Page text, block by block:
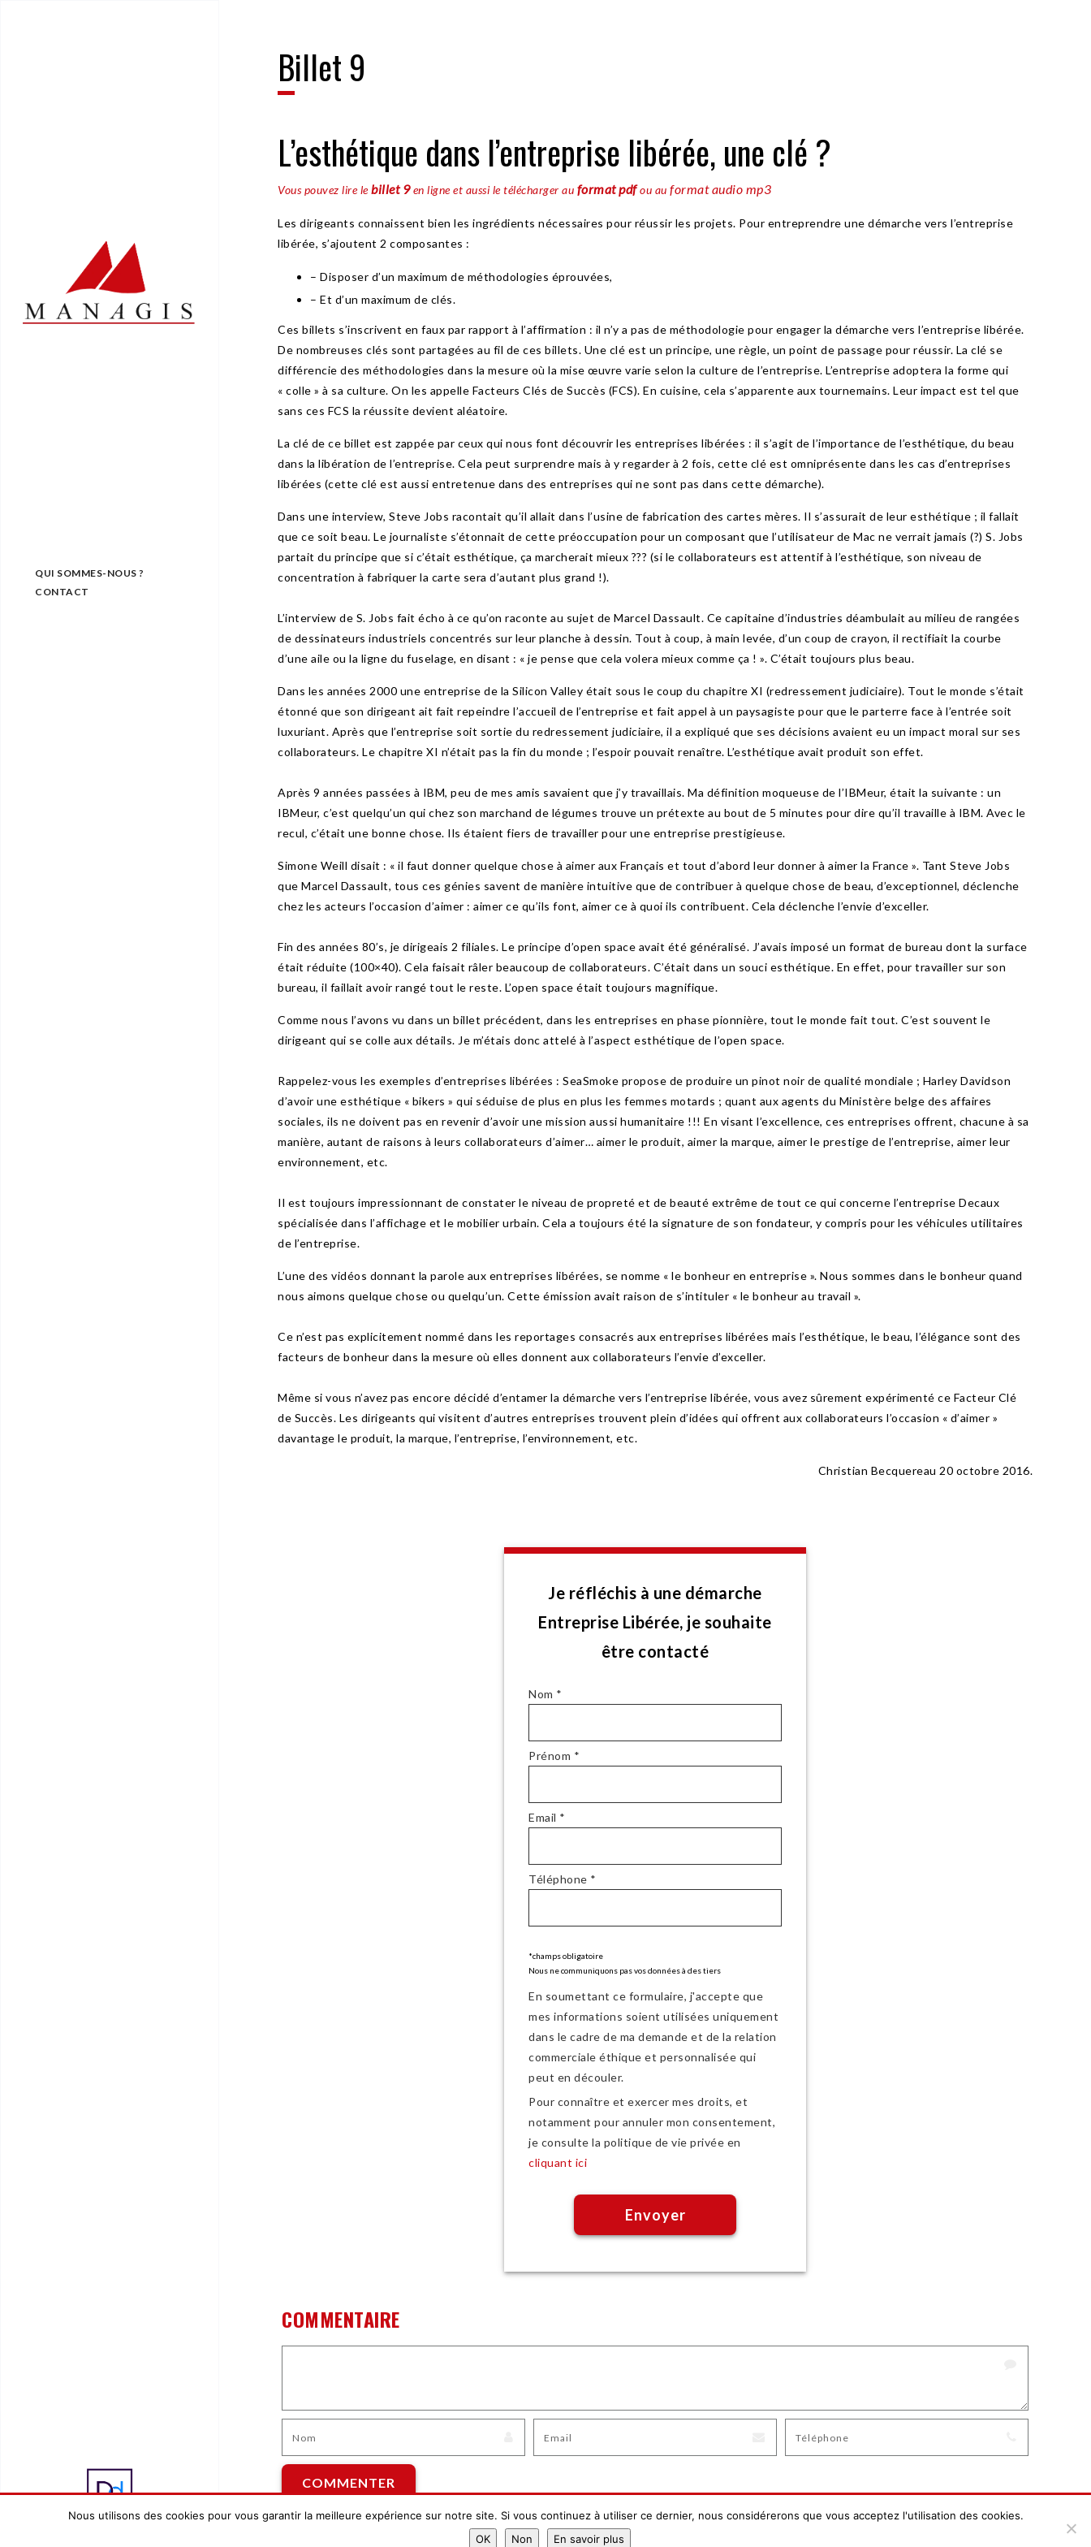
QUI SOMMES-NOUS ?
CONTACT
Billet 9
L’esthétique dans l’entreprise libérée, une clé ?
Vous pouvez lire lebillet 9en ligne et aussi le télécharger au format pdfou au format audio mp3
Les dirigeants connaissent bien les ingrédients nécessaires pour réussir les projets. Pour entreprendre une démarche vers l’entreprise
libérée, s’ajoutent 2 composantes :
– Disposer d’un maximum de méthodologies éprouvées,
– Et d’un maximum de clés.
Ces billets s’inscrivent en faux par rapport à l’affirmation : il n’y a pas de méthodologie pour engager la démarche vers l’entreprise libérée.
De nombreuses clés sont partagées au fil de ces billets. Une clé est un principe, une règle, un point de passage pour réussir. La clé se
différencie des méthodologies dans la mesure où la mise œuvre varie selon la culture de l’entreprise. L’entreprise adoptera la forme qui
« colle » à sa culture. On les appelle Facteurs Clés de Succès (FCS). En cuisine, cela s’apparente aux tournemains. Leur impact est tel que
sans ces FCS la réussite devient aléatoire.
La clé de ce billet est zappée par ceux qui nous font découvrir les entreprises libérées : il s’agit de l’importance de l’esthétique, du beau
dans la libération de l’entreprise. Cela peut surprendre mais à y regarder à 2 fois, cette clé est omniprésente dans les cas d’entreprises
libérées (cette clé est aussi entretenue dans des entreprises qui ne sont pas dans cette démarche).
Dans une interview, Steve Jobs racontait qu’il allait dans l’usine de fabrication des cartes mères. Il s’assurait de leur esthétique ; il fallait
que ce soit beau. Le journaliste s’étonnait de cette préoccupation pour un composant que l’utilisateur de Mac ne verrait jamais (?) S. Jobs
partait du principe que si c’était esthétique, ça marcherait mieux ??? (si le collaborateurs est attentif à l’esthétique, son niveau de
concentration à fabriquer la carte sera d’autant plus grand !).
L’interview de S. Jobs fait écho à ce qu’on raconte au sujet de Marcel Dassault. Ce capitaine d’industries déambulait au milieu de rangées
de dessinateurs industriels concentrés sur leur planche à dessin. Tout à coup, à main levée, d’un coup de crayon, il rectifiait la courbe
d’une aile ou la ligne du fuselage, en disant : « je pense que cela volera mieux comme ça ! ». C’était toujours plus beau.
Dans les années 2000 une entreprise de la Silicon Valley était sous le coup du chapitre XI (redressement judiciaire). Tout le monde s’était
étonné que son dirigeant ait fait repeindre l’accueil de l’entreprise et fait appel à un paysagiste pour que le parterre face à l’entrée soit
luxuriant. Après que l’entreprise soit sortie du redressement judiciaire, il a expliqué que ses décisions avaient eu un impact moral sur ses
collaborateurs. Le chapitre XI n’était pas la fin du monde ; l’espoir pouvait renaître. L’esthétique avait produit son effet.
Après 9 années passées à IBM, peu de mes amis savaient que j’y travaillais. Ma définition moqueuse de l’IBMeur, était la suivante : un
IBMeur, c’est quelqu’un qui chez son marchand de légumes trouve un prétexte au bout de 5 minutes pour dire qu’il travaille à IBM. Avec le
recul, c’était une bonne chose. Ils étaient fiers de travailler pour une entreprise prestigieuse.
Simone Weill disait : « il faut donner quelque chose à aimer aux Français et tout d’abord leur donner à aimer la France ». Tant Steve Jobs
que Marcel Dassault, tous ces génies savent de manière intuitive que de contribuer à quelque chose de beau, d’exceptionnel, déclenche
chez les acteurs l’occasion d’aimer : aimer ce qu’ils font, aimer ce à quoi ils contribuent. Cela déclenche l’envie d’exceller.
Fin des années 80’s, je dirigeais 2 filiales. Le principe d’open space avait été généralisé. J’avais imposé un format de bureau dont la surface
était réduite (100×40). Cela faisait râler beaucoup de collaborateurs. C’était dans un souci esthétique. En effet, pour travailler sur son
bureau, il faillait avoir rangé tout le reste. L’open space était toujours magnifique.
Comme nous l’avons vu dans un billet précédent, dans les entreprises en phase pionnière, tout le monde fait tout. C’est souvent le
dirigeant qui se colle aux détails. Je m’étais donc attelé à l’aspect esthétique de l’open space.
Rappelez-vous les exemples d’entreprises libérées : SeaSmoke propose de produire un pinot noir de qualité mondiale ; Harley Davidson
d’avoir une esthétique « bikers » qui séduise de plus en plus les femmes motards ; quant aux agents du Ministère belge des affaires
sociales, ils ne doivent pas en revenir d’avoir une mission aussi humanitaire !!! En visant l’excellence, ces entreprises offrent, chacune à sa
manière, autant de raisons à leurs collaborateurs d’aimer… aimer le produit, aimer la marque, aimer le prestige de l’entreprise, aimer leur
environnement, etc.
Il est toujours impressionnant de constater le niveau de propreté et de beauté extrême de tout ce qui concerne l’entreprise Decaux
spécialisée dans l’affichage et le mobilier urbain. Cela a toujours été la signature de son fondateur, y compris pour les véhicules utilitaires
de l’entreprise.
L’une des vidéos donnant la parole aux entreprises libérées, se nomme « le bonheur en entreprise ». Nous sommes dans le bonheur quand
nous aimons quelque chose ou quelqu’un. Cette émission avait raison de s’intituler « le bonheur au travail ».
Ce n’est pas explicitement nommé dans les reportages consacrés aux entreprises libérées mais l’esthétique, le beau, l’élégance sont des
facteurs de bonheur dans la mesure où elles donnent aux collaborateurs l’envie d’exceller.
Même si vous n’avez pas encore décidé d’entamer la démarche vers l’entreprise libérée, vous avez sûrement expérimenté ce Facteur Clé
de Succès. Les dirigeants qui visitent d’autres entreprises trouvent plein d’idées qui offrent aux collaborateurs l’occasion « d’aimer »
davantage le produit, la marque, l’entreprise, l’environnement, etc.
Christian Becquereau 20 octobre 2016.
Je réfléchis à une démarche
Entreprise Libérée, je souhaite
être contacté
Nom *
Prénom *
Email *
Téléphone *
*champs obligatoire
Nous ne communiquons pas vos données à des tiers
En soumettant ce formulaire, j'accepte que
mes informations soient utilisées uniquement
dans le cadre de ma demande et de la relation
commerciale éthique et personnalisée qui
peut en découler.
Pour connaître et exercer mes droits, et
notamment pour annuler mon consentement,
je consulte la politique de vie privée en
cliquant ici
COMMENTAIRE
Nous utilisons des cookies pour vous garantir la meilleure expérience sur notre site. Si vous continuez à utiliser ce dernier, nous considérerons que vous acceptez l'utilisation des cookies.
OK
Non En savoir plus